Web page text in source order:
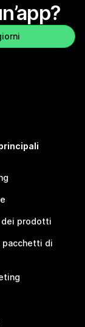
dei prodotti
pacchetti di